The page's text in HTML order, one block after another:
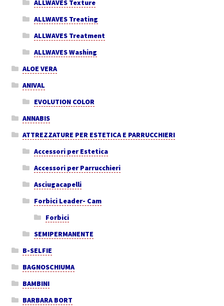
ALLWAVES Texture
ALLWAVES Treating
ALLWAVES Treatment
ALLWAVES Washing
ALOE VERA
ANIVAL
EVOLUTION COLOR
ANNABIS
ATTREZZATURE PER ESTETICA E PARRUCCHIERI
Accessori per Estetica
Accessori per Parrucchieri
Asciugacapelli
Forbici Leader- Cam
Forbici
SEMIPERMANENTE
B-SELFIE
BAGNOSCHIUMA
BAMBINI
BARBARA BORT